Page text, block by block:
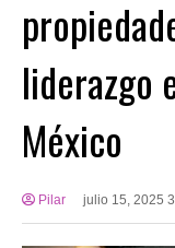
liderazgo
México
Pilar julio 15, 2025